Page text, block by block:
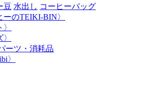
豆 水出し コーヒーバッグ
ーのTEIKI-BIN〉
ーツ・消耗品
〉